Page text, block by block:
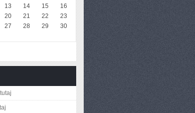
13 14 15
16
20 21 22
23
27 28 29
30